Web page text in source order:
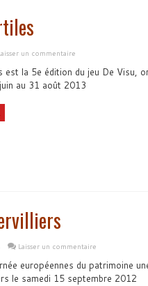
un commentaire
est la 5e édition du jeu De Visu,
au 31 août 2013
Laisser un commentaire
européennes du patrimoine
le samedi 15 septembre 2012